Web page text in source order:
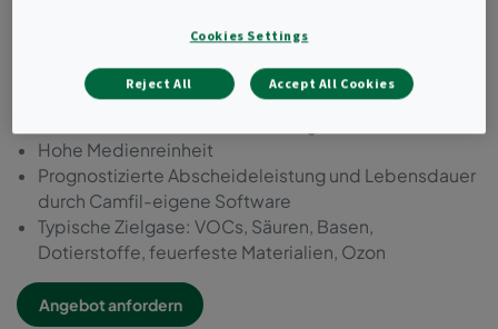
kombiniert werden
Niedriger Druckverlust
Gering ausgasende Komponenten
Hohe Medienreinheit
Prognostizierte Abscheideleistung und Lebensdauer
durch Camfil-eigene Software
Typische Zielgase: VOCs, Säuren, Basen,
Dotierstoffe, feuerfeste Materialien, Ozon
Angebot anfordern
Cookies Settings
Reject All Accept All Cookies